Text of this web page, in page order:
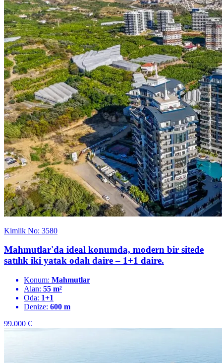
Kimlik No: 3580
Mahmutlar'da ideal konumda, modern bir sitede
satılık iki yatak odalı daire – 1+1 daire.
Konum: Mahmutlar
Alan: 55 m²
Oda: 1+1
Denize: 600 m
99.000 €